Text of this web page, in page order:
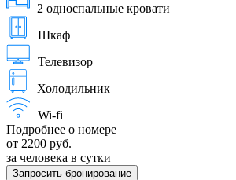
2 односпальные кровати
Шкаф
Телевизор
Холодильник
Wi-fi
Подробнее о номере
от 2200 руб.
за человека в сутки
Запросить бронирование